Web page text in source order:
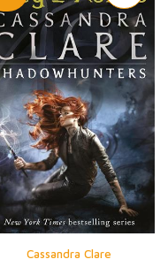
Cassandra Clare